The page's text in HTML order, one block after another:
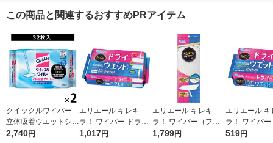
この商品と関連するおすすめPRアイテム
クイックルワイパー
立体吸着ウエットシー
ト 香り残らない 1セ
2,740円
エリエール キレキ
ラ！ ワイパー ドライ
×ウエットシート 1パ
1,017円
エリエール キレキ
ラ！ ワイパー（フロ
ーリングワイパー）
1,799円
エリエール キ
ラ！ ワイパ
×ウエットシ
519円